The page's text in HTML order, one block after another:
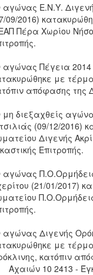
αγώνας Ε.Ν.Υ.
09/2016)
Πέρα Χωρίου
αγώνας Πέγεια 2014
με
απόφασης της
μη διεξαχθείς
(09/12/2016)
Διγενής
Επιτροπής.
αγώνας
(21/01/2017)
αγώνας Διγενής
με
κατόπιν
Αχαιών 10 2413 -